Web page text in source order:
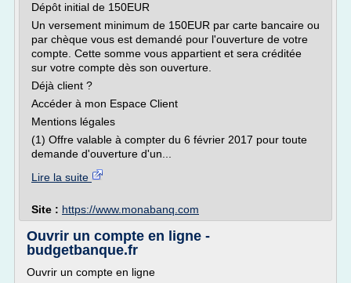
Dépôt initial de 150EUR
Un versement minimum de 150EUR par carte bancaire ou
par chèque vous est demandé pour l'ouverture de votre
compte. Cette somme vous appartient et sera créditée
sur votre compte dès son ouverture.
Déjà client ?
Accéder à mon Espace Client
Mentions légales
(1) Offre valable à compter du 6 février 2017 pour toute
demande d'ouverture d'un...
Lire la suite
Site : https://www.monabanq.com
Ouvrir un compte en ligne -
budgetbanque.fr
Ouvrir un compte en ligne